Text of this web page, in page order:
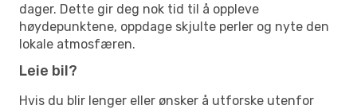
dager. Dette gir deg nok tid til å oppleve
høydepunktene, oppdage skjulte perler og nyte den
lokale atmosfæren.
Leie bil?
Hvis du blir lenger eller ønsker å utforske utenfor